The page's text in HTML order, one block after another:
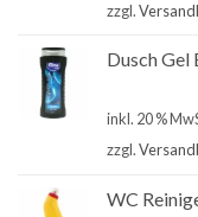
zzgl.
Dusch Gel
inkl. 20 %
zzgl.
WC